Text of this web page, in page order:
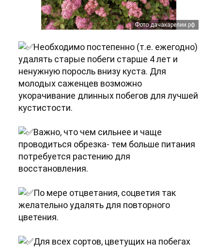
Фото дачакарелии.рф
Необходимо постепенно (т.е. ежегодно)
удалять старые побеги старше 4 лет и
ненужную поросль внизу куста. Для
молодых саженцев возможно
укорачивание длинных побегов для лучшей
кустистости.
Важно, что чем сильнее и чаще
проводиться обрезка- тем больше питания
потребуется растению для
восстановления.
По мере отцветания, соцветия так
желательно удалять для повторного
цветения.
Для всех сортов, цветущих на побегах